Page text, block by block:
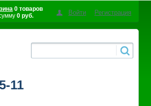
0 товаров
0 руб. Войти Регистрация
11